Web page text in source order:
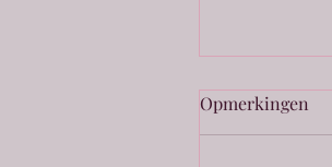
Opmerkingen